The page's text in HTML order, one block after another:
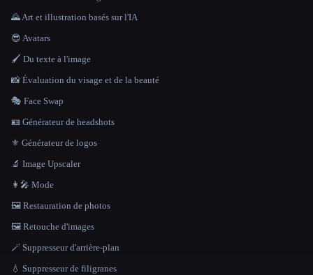
🌄 Art et illustration basés sur l'IA
😎 Avatars
🖌️ Du texte à l'image
📸 Évaluation du visage et de la beauté
🎭 Face Swap
🪪 Générateur de headshots
⚜️ Générateur de logos
🔬 Image Upscaler
👩‍🎤 Mode
🖼️ Restauration de photos
🖼️ Retouche d'images
🪄 Suppresseur d'arrière-plan
💧 Suppresseur de filigranes